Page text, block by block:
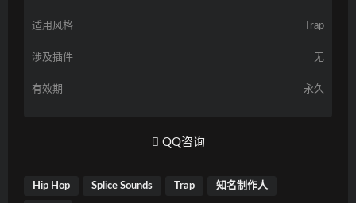
适用风格 Trap
涉及插件 无
有效期 永久
QQ咨询
Hip Hop Splice Sounds Trap 知名制作人